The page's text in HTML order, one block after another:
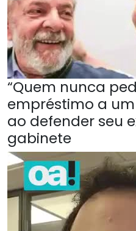
“Quem nunca
empréstimo a um
ao defender seu
gabinete